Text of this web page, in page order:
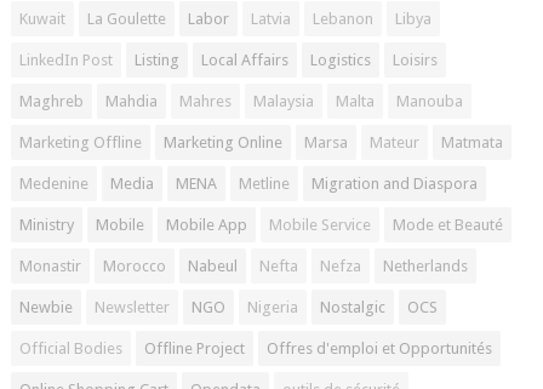
Kuwait La Goulette Labor Latvia Lebanon Libya
LinkedIn Post Listing Local Affairs Logistics Loisirs
Maghreb Mahdia Mahres Malaysia Malta Manouba
Marketing Offline Marketing Online Marsa Mateur Matmata
Medenine Media MENA Metline Migration and Diaspora
Ministry Mobile Mobile App Mobile Service Mode et Beauté
Monastir Morocco Nabeul Nefta Nefza Netherlands
Newbie Newsletter NGO Nigeria Nostalgic OCS
Official Bodies Offline Project Offres d'emploi et Opportunités